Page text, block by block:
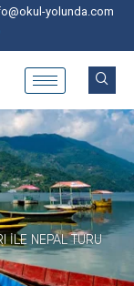
yolunda.com
İLE NEPAL TURU